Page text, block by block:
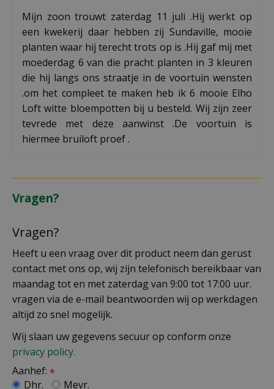
Mijn zoon trouwt zaterdag 11 juli .Hij werkt op
een kwekerij daar hebben zij Sundaville, mooie
planten waar hij terecht trots op is .Hij gaf mij met
moederdag 6 van die pracht planten in 3 kleuren
die hij langs ons straatje in de voortuin wensten
.om het compleet te maken heb ik 6 mooie Elho
Loft witte bloempotten bij u besteld. Wij zijn zeer
tevrede met deze aanwinst .De voortuin is
hiermee bruiloft proef .
Vragen?
Vragen?
Heeft u een vraag over dit product neem dan gerust
contact met ons op, wij zijn telefonisch bereikbaar van
maandag tot en met zaterdag van 9:00 tot 17:00 uur.
vragen via de e-mail beantwoorden wij op werkdagen
altijd zo snel mogelijk.
Wij slaan uw gegevens secuur op conform onze
privacy policy.
Aanhef: *
Dhr.
Mevr.